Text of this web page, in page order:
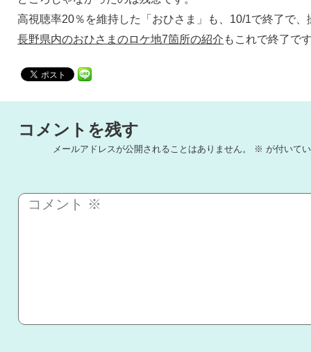
高視聴率20％を維持した「おひさま」も、10/1で終了で、
長野県内のおひさまのロケ地7箇所の紹介 もこれで終了で
コメントを残す
メールアドレスが公開されることはありません。 ※ が付いて
コメント ※